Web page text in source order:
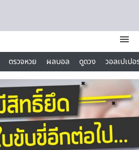
menu
ตรวจหวย ผลบอล ดูดวง
วอลเปเป